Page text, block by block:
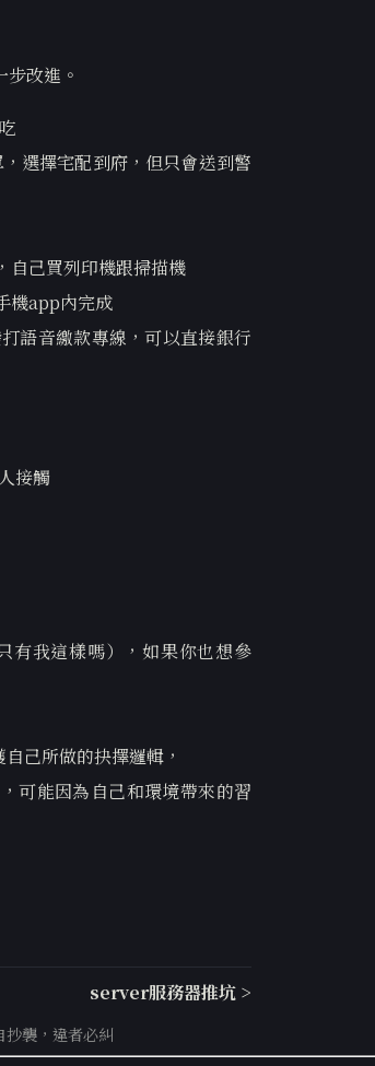
改進。
選擇宅配到府，但只會送到警
自己買列印機跟掃描機
機app內完成
語音繳款專線，可以直接銀行
接觸
有我這樣嗎），如果你也想參
己所做的抉擇邏輯，
可能因為自己和環境帶來的習
server服務器推坑 >
襲，違者必糾